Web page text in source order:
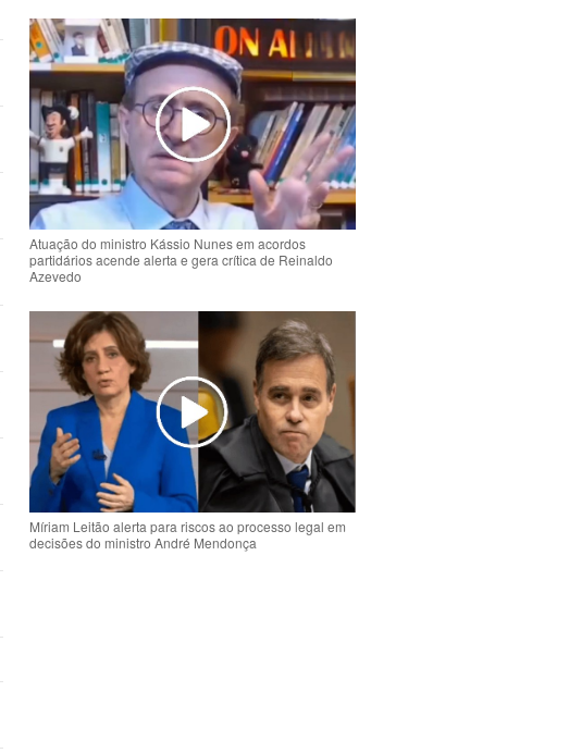
Atuação do ministro Kássio Nunes em acordos
partidários acende alerta e gera crítica de Reinaldo
Azevedo
Míriam Leitão alerta para riscos ao processo legal em
decisões do ministro André Mendonça